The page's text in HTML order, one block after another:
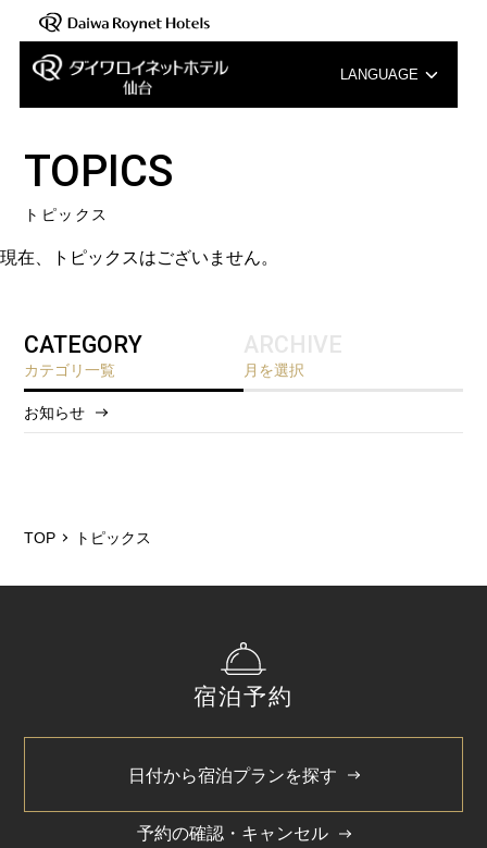
LANGUAGE
TOPICS
トピックス
現在、トピックスはございません。
CATEGORY
カテゴリ一覧
お知らせ
ARCHIVE
月を選択
2025/12
2024/5
TOP トピックス
宿泊予約
日付から宿泊プランを探す
予約の確認・キャンセル